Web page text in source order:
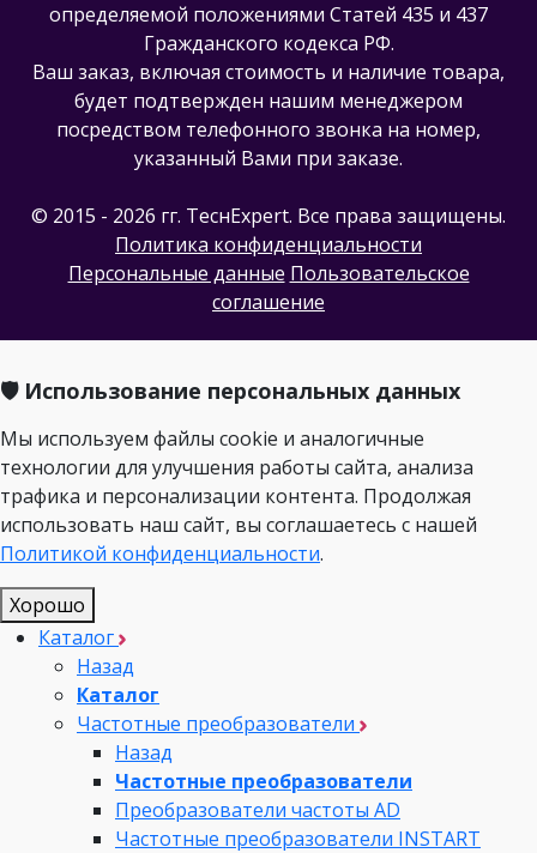
определяемой положениями Статей 435 и 437
Гражданского кодекса РФ.
Ваш заказ, включая стоимость и наличие товара,
будет подтвержден нашим менеджером
посредством телефонного звонка на номер,
указанный Вами при заказе.
© 2015 - 2026 гг. ТеcнExpert. Все права защищены.
Политика конфиденциальности
Персональные данные Пользовательское
соглашение
🛡️ Использование персональных данных
Мы используем файлы cookie и аналогичные
технологии для улучшения работы сайта, анализа
трафика и персонализации контента. Продолжая
использовать наш сайт, вы соглашаетесь с нашей
Политикой конфиденциальности.
Хорошо
Каталог
Назад
Каталог
Частотные преобразователи
Назад
Частотные преобразователи
Преобразователи частоты AD
Частотные преобразователи INSTART